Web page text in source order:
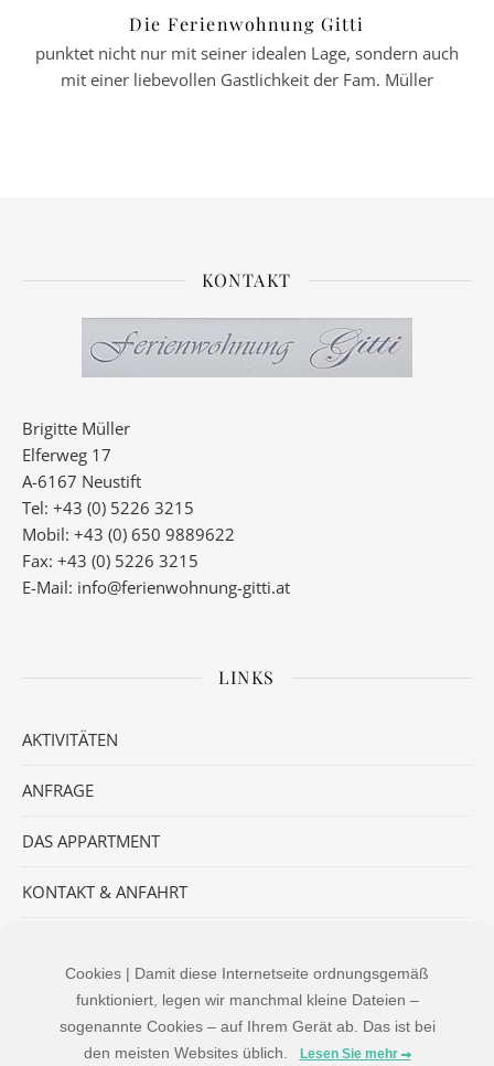
Die Ferienwohnung Gitti
punktet nicht nur mit seiner idealen Lage, sondern auch
mit einer liebevollen Gastlichkeit der Fam. Müller
KONTAKT
Brigitte Müller
Elferweg 17
A-6167 Neustift
Tel: +43 (0) 5226 3215
Mobil: +43 (0) 650 9889622
Fax: +43 (0) 5226 3215
E-Mail: info@ferienwohnung-gitti.at
LINKS
AKTIVITÄTEN
ANFRAGE
DAS APPARTMENT
KONTAKT & ANFAHRT
INFO
Cookies | Damit diese Internetseite ordnungsgemäß
funktioniert, legen wir manchmal kleine Dateien –
sogenannte Cookies – auf Ihrem Gerät ab. Das ist bei
den meisten Websites üblich.
Lesen Sie mehr